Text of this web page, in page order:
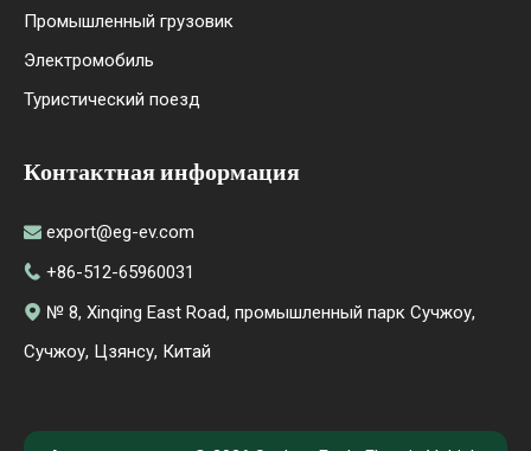
Промышленный грузовик
Электромобиль
Туристический поезд
Контактная информация
 export@eg-ev.com
 +86-512-65960031
 № 8, Xinqing East Road, промышленный парк Сучжоу,
Сучжоу, Цзянсу, Китай